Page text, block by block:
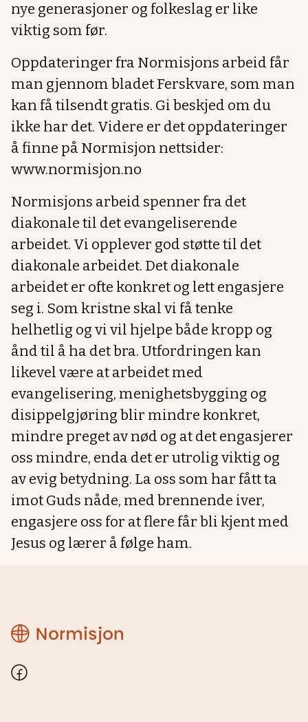
nye generasjoner og folkeslag er like
viktig som før.
Oppdateringer fra Normisjons arbeid får
man gjennom bladet Ferskvare, som man
kan få tilsendt gratis. Gi beskjed om du
ikke har det. Videre er det oppdateringer
å finne på Normisjon nettsider:
www.normisjon.no
Normisjons arbeid spenner fra det
diakonale til det evangeliserende
arbeidet. Vi opplever god støtte til det
diakonale arbeidet. Det diakonale
arbeidet er ofte konkret og lett engasjere
seg i. Som kristne skal vi få tenke
helhetlig og vi vil hjelpe både kropp og
ånd til å ha det bra. Utfordringen kan
likevel være at arbeidet med
evangelisering, menighetsbygging og
disippelgjøring blir mindre konkret,
mindre preget av nød og at det engasjerer
oss mindre, enda det er utrolig viktig og
av evig betydning. La oss som har fått ta
imot Guds nåde, med brennende iver,
engasjere oss for at flere får bli kjent med
Jesus og lærer å følge ham.
Normisjon
Hordaland
Facebook